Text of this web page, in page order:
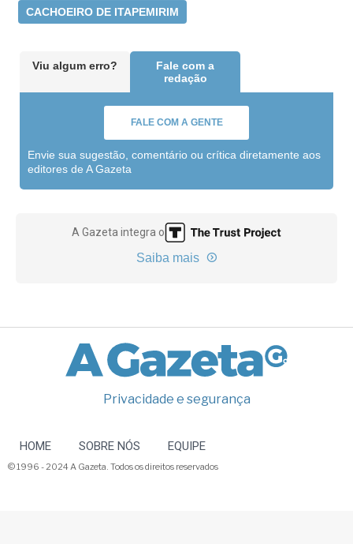
CACHOEIRO DE ITAPEMIRIM
Viu algum erro?
Fale com a
redação
FALE COM A GENTE
Envie sua sugestão, comentário ou crítica diretamente aos
editores de A Gazeta
A Gazeta integra o
Saiba mais
Privacidade e segurança
HOME SOBRE NÓS EQUIPE
© 1996 - 2024 A Gazeta. Todos os direitos reservados